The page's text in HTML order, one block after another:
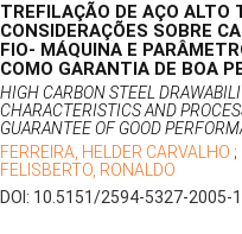
TREFILAÇÃO DE AÇO ALTO
CONSIDERAÇÕES SOBRE
FIO- MÁQUINA E
COMO GARANTIA DE BOA
HIGH CARBON STEEL
CHARACTERISTICS AND
GUARANTEE OF GOOD
FERREIRA, HELDER CARVALHO ;
FELISBERTO, RONALDO
DOI: 10.5151/2594-5327-2005-